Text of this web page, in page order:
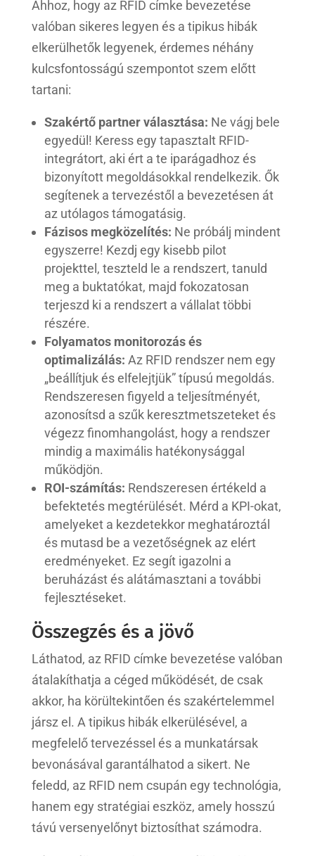
Ahhoz, hogy az RFID címke bevezetése
valóban sikeres legyen és a tipikus hibák
elkerülhetők legyenek, érdemes néhány
kulcsfontosságú szempontot szem előtt
tartani:
Szakértő partner választása: Ne vágj bele
egyedül! Keress egy tapasztalt RFID-
integrátort, aki ért a te iparágadhoz és
bizonyított megoldásokkal rendelkezik. Ők
segítenek a tervezéstől a bevezetésen át
az utólagos támogatásig.
Fázisos megközelítés: Ne próbálj mindent
egyszerre! Kezdj egy kisebb pilot
projekttel, teszteld le a rendszert, tanuld
meg a buktatókat, majd fokozatosan
terjeszd ki a rendszert a vállalat többi
részére.
Folyamatos monitorozás és
optimalizálás: Az RFID rendszer nem egy
„beállítjuk és elfelejtjük” típusú megoldás.
Rendszeresen figyeld a teljesítményét,
azonosítsd a szűk keresztmetszeteket és
végezz finomhangolást, hogy a rendszer
mindig a maximális hatékonysággal
működjön.
ROI-számítás: Rendszeresen értékeld a
befektetés megtérülését. Mérd a KPI-okat,
amelyeket a kezdetekkor meghatároztál
és mutasd be a vezetőségnek az elért
eredményeket. Ez segít igazolni a
beruházást és alátámasztani a további
fejlesztéseket.
Összegzés és a jövő
Láthatod, az RFID címke bevezetése valóban
átalakíthatja a céged működését, de csak
akkor, ha körültekintően és szakértelemmel
jársz el. A tipikus hibák elkerülésével, a
megfelelő tervezéssel és a munkatársak
bevonásával garantálhatod a sikert. Ne
feledd, az RFID nem csupán egy technológia,
hanem egy stratégiai eszköz, amely hosszú
távú versenyelőnyt biztosíthat számodra.